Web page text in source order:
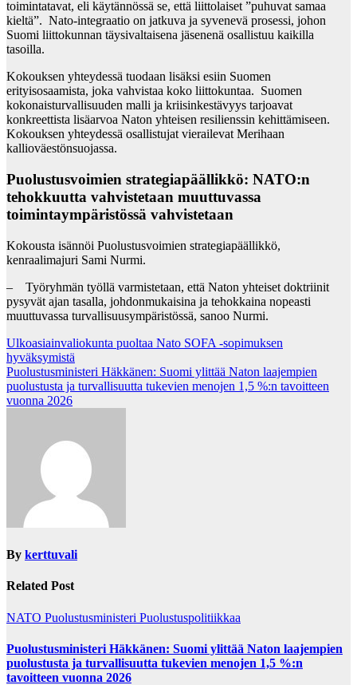
toimintatavat, eli käytännössä se, että liittolaiset ”puhuvat samaa
kieltä”. Nato-integraatio on jatkuva ja syvenevä prosessi, johon
Suomi liittokunnan täysivaltaisena jäsenenä osallistuu kaikilla
tasoilla.
Kokouksen yhteydessä tuodaan lisäksi esiin Suomen
erityisosaamista, joka vahvistaa koko liittokuntaa. Suomen
kokonaisturvallisuuden malli ja kriisinkestävyys tarjoavat
konkreettista lisäarvoa Naton yhteisen resilienssin kehittämiseen.
Kokouksen yhteydessä osallistujat vierailevat Merihaan
kallioväestönsuojassa.
Puolustusvoimien strategiapäällikkö: NATO:n
tehokkuutta vahvistetaan muuttuvassa
toimintaympäristössä vahvistetaan
Kokousta isännöi Puolustusvoimien strategiapäällikkö,
kenraalimajuri Sami Nurmi.
– Työryhmän työllä varmistetaan, että Naton yhteiset doktriinit
pysyvät ajan tasalla, johdonmukaisina ja tehokkaina nopeasti
muuttuvassa turvallisuusympäristössä, sanoo Nurmi.
Post
navigation
Ulkoasiainvaliokunta puoltaa Nato SOFA -sopimuksen
hyväksymistä
Puolustusministeri Häkkänen: Suomi ylittää Naton laajempien
puolustusta ja turvallisuutta tukevien menojen 1,5 %:n tavoitteen
vuonna 2026
By kerttuvali
Related Post
NATO Puolustusministeri Puolustuspolitiikkaa
Puolustusministeri Häkkänen: Suomi ylittää Naton laajempien
puolustusta ja turvallisuutta tukevien menojen 1,5 %:n
tavoitteen vuonna 2026